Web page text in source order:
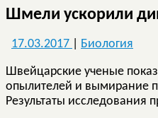
Шмели ускорили
17.03.2017 Биология
Швейцарские ученые
опылителей и вымирание
Результаты исследования